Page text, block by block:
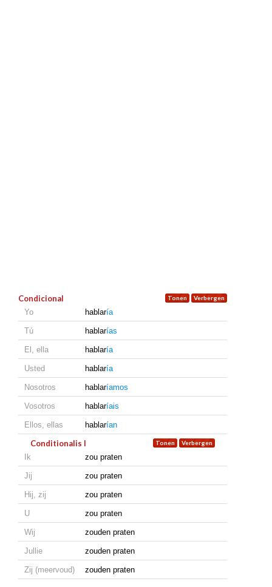
Condicional
Yo hablaría
Tú hablarías
El, ella hablaría
Usted hablaría
Nosotros hablaríamos
Vosotros hablaríais
Ellos, ellas hablarían
Conditionalis I
Ik zou praten
Jij zou praten
Hij, zij zou praten
U zou praten
Wij zouden praten
Jullie zouden praten
Zij (meervoud) zouden praten